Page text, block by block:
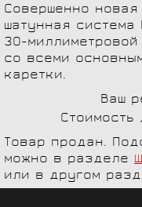
Совершенно
шатунная система
30-
со всеми
каретки.
Ваш
Стоимость
Товар продан.
можно в разделе
или в другом